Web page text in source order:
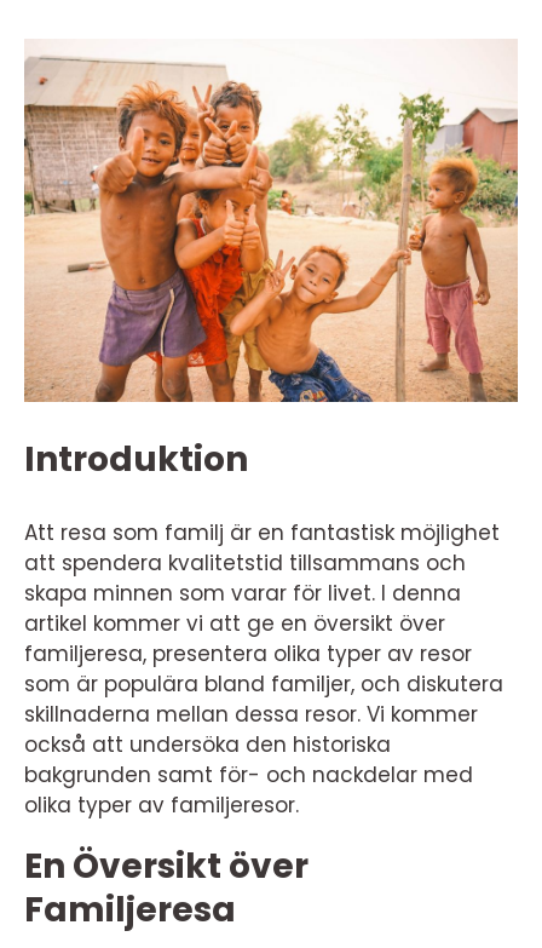
Introduktion
Att resa som familj är en fantastisk möjlighet
att spendera kvalitetstid tillsammans och
skapa minnen som varar för livet. I denna
artikel kommer vi att ge en översikt över
familjeresa, presentera olika typer av resor
som är populära bland familjer, och diskutera
skillnaderna mellan dessa resor. Vi kommer
också att undersöka den historiska
bakgrunden samt för- och nackdelar med
olika typer av familjeresor.
En Översikt över
Familjeresa